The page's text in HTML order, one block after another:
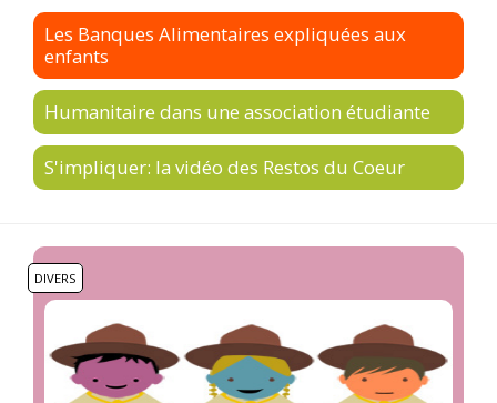
Les Banques Alimentaires expliquées aux
enfants
Humanitaire dans une association étudiante
S'impliquer: la vidéo des Restos du Coeur
DIVERS